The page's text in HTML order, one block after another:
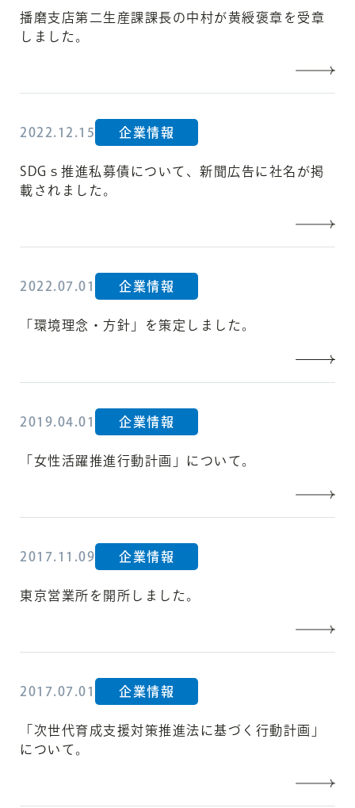
播磨支店第二生産課課長の中村が黄綬褒章を受章
しました。
2022.12.15 企業情報
SDGｓ推進私募債について、新聞広告に社名が掲
載されました。
2022.07.01 企業情報
「環境理念・方針」を策定しました。
2019.04.01 企業情報
「女性活躍推進行動計画」について。
2017.11.09 企業情報
東京営業所を開所しました。
2017.07.01 企業情報
「次世代育成支援対策推進法に基づく行動計画」
について。